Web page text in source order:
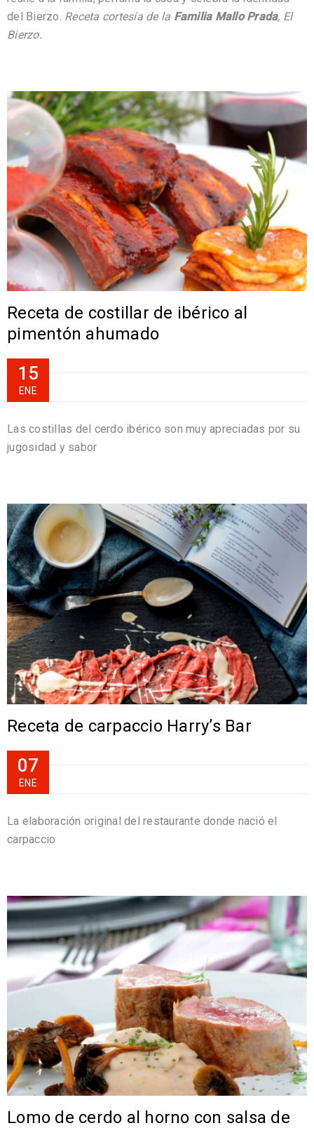
del Bierzo. Receta cortesía de la Familia Mallo Prada, El
Bierzo.
Receta de costillar de ibérico al
pimentón ahumado
15
ENE
Las costillas del cerdo ibérico son muy apreciadas por su
jugosidad y sabor
Receta de carpaccio Harry’s Bar
07
ENE
La elaboración original del restaurante donde nació el
carpaccio
Lomo de cerdo al horno con salsa de